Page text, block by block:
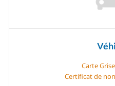
Carte
Certificat de